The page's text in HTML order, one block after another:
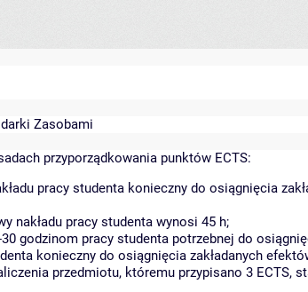
Zasobami
przyporządkowania punktów ECTS:
pracy studenta konieczny do osiągnięcia
nakładu pracy studenta wynosi 45 h;
godzinom pracy studenta potrzebnej do
konieczny do osiągnięcia zakładanych
przedmiotu, któremu przypisano 3 ECTS,